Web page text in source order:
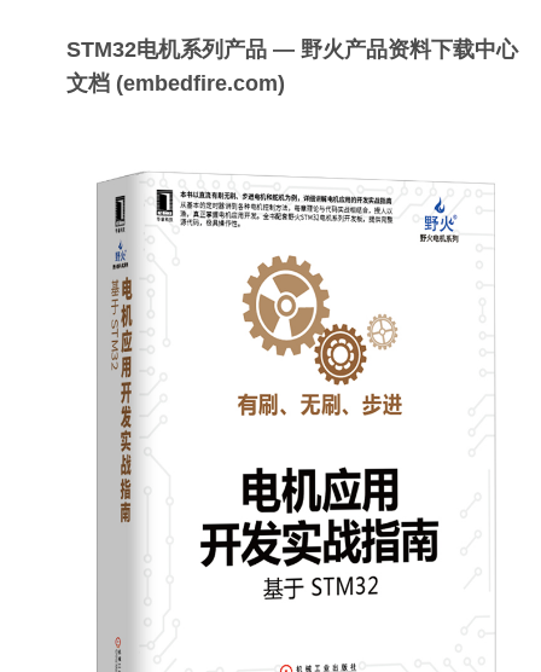
STM32电机系列产品 — 野火产品资料下载中心
文档 (embedfire.com)